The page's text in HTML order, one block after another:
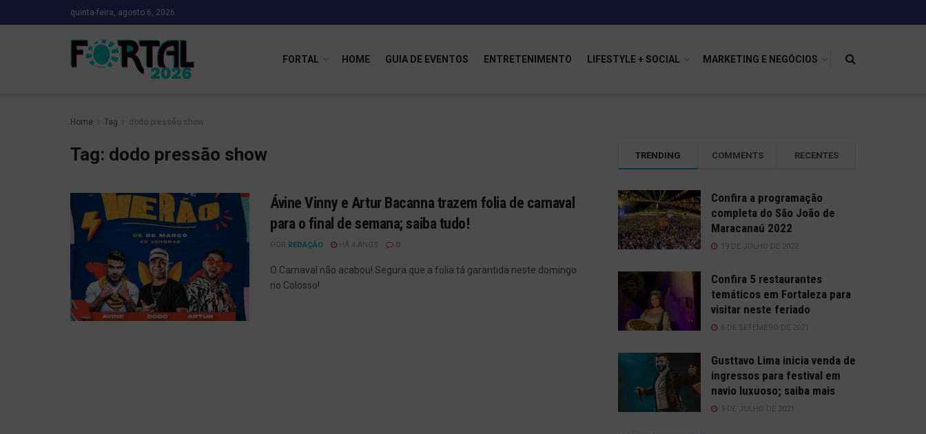
quinta-feira, agosto 6, 2026
FORTAL HOME GUIA DE EVENTOS ENTRETENIMENTO LIFESTYLE + SOCIAL MARKETING E NEGÓCIOS
Home Tag dodo pressão show
Tag: dodo pressão show
Ávine Vinny e Artur Bacanna trazem folia de carnaval
para o final de semana; saiba tudo!
POR REDAÇÃO HÁ 4 ANOS 0
O Carnaval não acabou! Segura que a folia tá garantida neste domingo
no Colosso!
TRENDING COMMENTS RECENTES
Confira a programação
completa do São João de
Maracanaú 2022
19 DE JULHO DE 2022
Confira 5 restaurantes
temáticos em Fortaleza para
visitar neste feriado
6 DE SETEMBRO DE 2021
Gusttavo Lima inicia venda de
ingressos para festival em
navio luxuoso; saiba mais
9 DE JULHO DE 2021